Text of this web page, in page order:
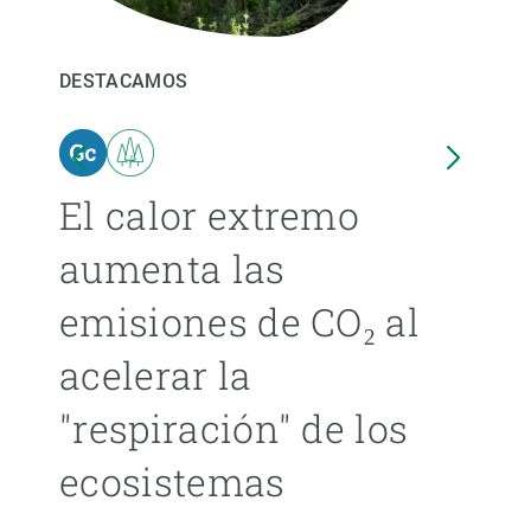
DESTACAMOS
El calor extremo
aumenta las
emisiones de CO₂ al
acelerar la
"respiración" de los
ecosistemas